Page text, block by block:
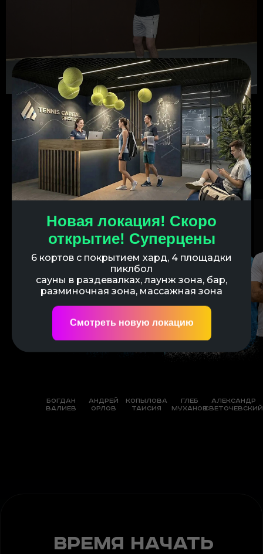
Новая локация! Скоро
открытие! Суперцены
6 кортов с покрытием хард, 4 площадки
пиклбол
сауны в раздевалках, лаунж зона, бар,
разминочная зона, массажная зона
Смотреть новую локацию
Тренерский состав
Богдан
валиев
Копылова
Таисия
Глеб
Муханов
Александр
Светочевский
Андрей
Орлов
Время начать